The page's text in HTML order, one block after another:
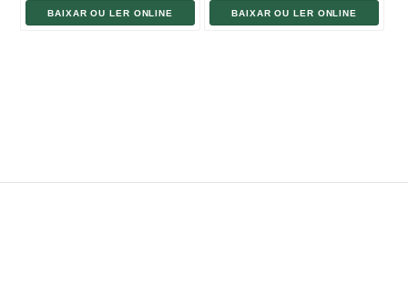
BAIXAR OU LER ONLINE BAIXAR OU LER ONLINE